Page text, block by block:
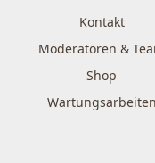
Kontakt
Moderatoren &
Shop
Wartungsarbeiten